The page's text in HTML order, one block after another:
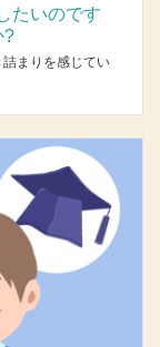
たいのです
?
詰まりを感じてい